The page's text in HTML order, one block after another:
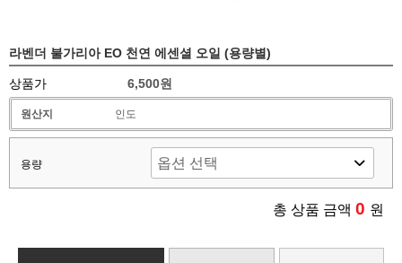
라벤더 불가리아 EO 천연 에센셜 오일 (용량별)
상품가 6,500원
원산지 인도
용량
총 상품 금액 0 원